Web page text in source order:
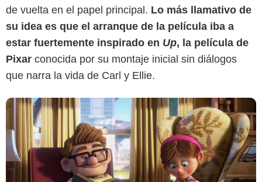
de vuelta en el papel principal. Lo más llamativo de
su idea es que el arranque de la película iba a
estar fuertemente inspirado en Up, la película de
Pixar conocida por su montaje inicial sin diálogos
que narra la vida de Carl y Ellie.